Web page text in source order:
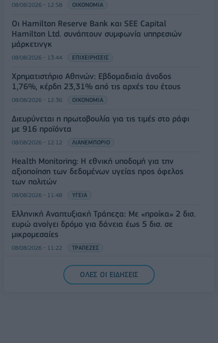
08/08/2026 - 12:58 ΟΙΚΟΝΟΜΙΑ
Οι Hamilton Reserve Bank και SEE Capital
Hamilton Ltd. συνάπτουν συμφωνία υπηρεσιών
μάρκετινγκ
08/08/2026 - 13:44 ΕΠΙΧΕΙΡΗΣΕΙΣ
Χρηματιστήριο Αθηνών: Εβδομαδιαία άνοδος
1,76%, κέρδη 23,31% από τις αρχές του έτους
08/08/2026 - 12:36 ΟΙΚΟΝΟΜΙΑ
Διευρύνεται η πρωτοβουλία για τις τιμές στο ράφι
με 916 προϊόντα
08/08/2026 - 12:12 ΛΙΑΝΕΜΠΟΡΙΟ
Health Monitoring: Η εθνική υποδομή για την
αξιοποίηση των δεδομένων υγείας προς όφελος
των πολιτών
08/08/2026 - 11:48 ΥΓΕΙΑ
Ελληνική Αναπτυξιακή Τράπεζα: Με «προίκα» 2 δισ.
ευρώ ανοίγει δρόμο για δάνεια έως 5 δισ. σε
μικρομεσαίες
08/08/2026 - 11:22 ΤΡΑΠΕΖΕΣ
5G παντού, 6G στον ορίζοντα: Πού βρίσκεται η
Ελλάδα στη μεγάλη τεχνολογική μετάβαση
ΟΛΕΣ ΟΙ ΕΙΔΗΣΕΙΣ